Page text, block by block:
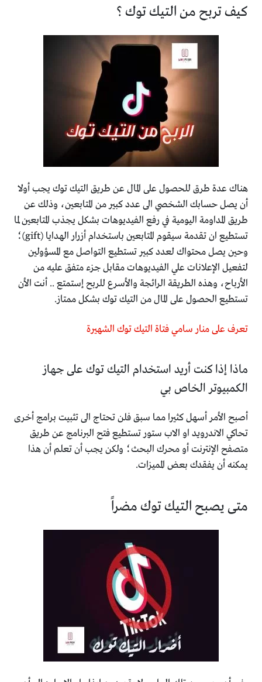
كيف تربح من التيك توك ؟
هناك عدة طرق للحصول على المال عن طريق التيك توك يجب أولا
أن يصل حسابك الشخصي الى عدد كبير من المتابعين، وذلك عن
طريق المداومة اليومية في رفع الفيديوهات بشكل يجذب المتابعين لما
تستطيع ان تقدمة سيقوم المتابعين باستخدام أزرار الهدايا (gift)؛
وحين يصل محتواك لعدد كبير تستطيع التواصل مع المسؤولين
لتفعيل الإعلانات علي الفيديوهات مقابل جزء متفق عليه من
الأرباح، وهذه الطريقة الرائجة والأسرع للربحإستمتع .. أنت الأن
تستطيع الحصول على المال من التيك توك بشكل ممتاز.
تعرف على منار سامي فتاة التيك توك الشهيرة
ماذا إذا كنت أريد استخدام التيك توك على جهاز
الكمبيوتر الخاص بي
أصبح الأمر أسهل كثيرا مما سبقفلن تحتاج الى تثبيت برامج أخرى
تحاكي الاندرويد او الاب ستور تستطيع فتح البرنامج عن طريق
متصفح الإنترنت أو محرك البحث؛ ولكن يجب أن تعلم أن هذا
يمكنه أن يفقدك بعض المميزات.
متى يصبح التيك توك مضراً